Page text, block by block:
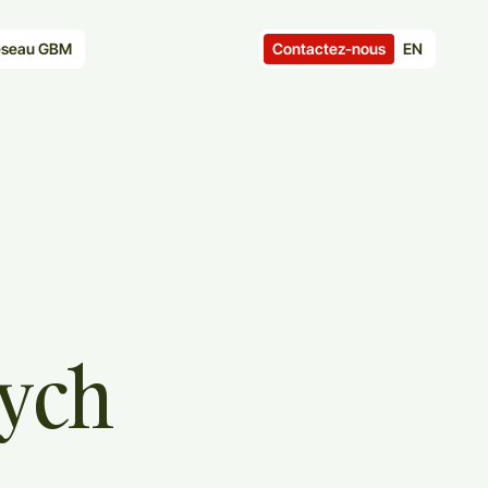
GBM Contactez-nous EN